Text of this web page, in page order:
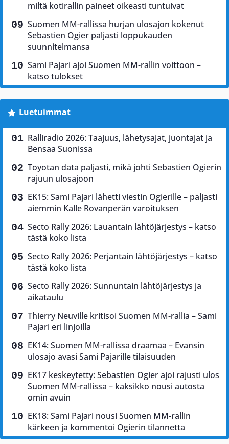
miltä kotirallin paineet oikeasti tuntuivat
Suomen MM-rallissa hurjan ulosajon kokenut
Sebastien Ogier paljasti loppukauden
suunnitelmansa
Sami Pajari ajoi Suomen MM-rallin voittoon –
katso tulokset
Luetuimmat
Ralliradio 2026: Taajuus, lähetysajat, juontajat ja
Bensaa Suonissa
Toyotan data paljasti, mikä johti Sebastien Ogierin
rajuun ulosajoon
EK15: Sami Pajari lähetti viestin Ogierille – paljasti
aiemmin Kalle Rovanperän varoituksen
Secto Rally 2026: Lauantain lähtöjärjestys – katso
tästä koko lista
Secto Rally 2026: Perjantain lähtöjärjestys – katso
tästä koko lista
Secto Rally 2026: Sunnuntain lähtöjärjestys ja
aikataulu
Thierry Neuville kritisoi Suomen MM-rallia – Sami
Pajari eri linjoilla
EK14: Suomen MM-rallissa draamaa – Evansin
ulosajo avasi Sami Pajarille tilaisuuden
EK17 keskeytetty: Sebastien Ogier ajoi rajusti ulos
Suomen MM-rallissa – kaksikko nousi autosta
omin avuin
EK18: Sami Pajari nousi Suomen MM-rallin
kärkeen ja kommentoi Ogierin tilannetta